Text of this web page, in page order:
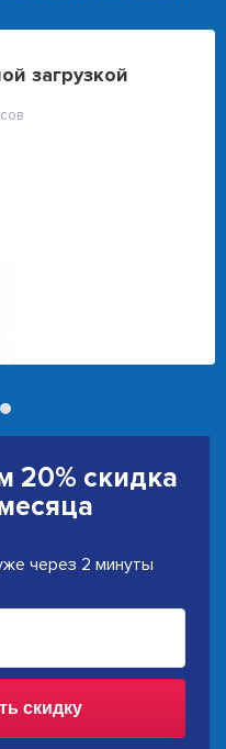
загрузкой
20% скидка
через 2 минуты
скидку